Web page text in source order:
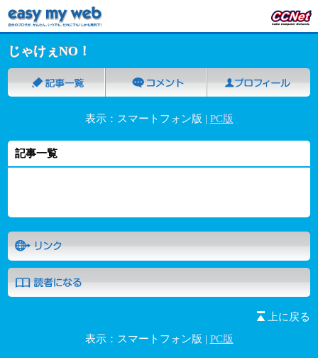
じゃけぇNO！
表示：スマートフォン版 | PC版
記事一覧
上に戻る
表示：スマートフォン版 | PC版